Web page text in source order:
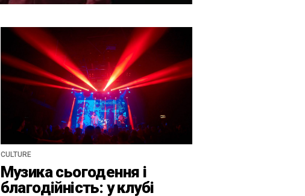
CULTURE
Музика сьогодення і
благодійність: у клубі